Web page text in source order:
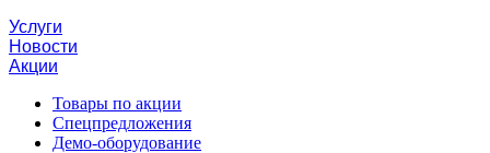
Услуги
Новости
Акции
Товары по акции
Спецпредложения
Демо-оборудование